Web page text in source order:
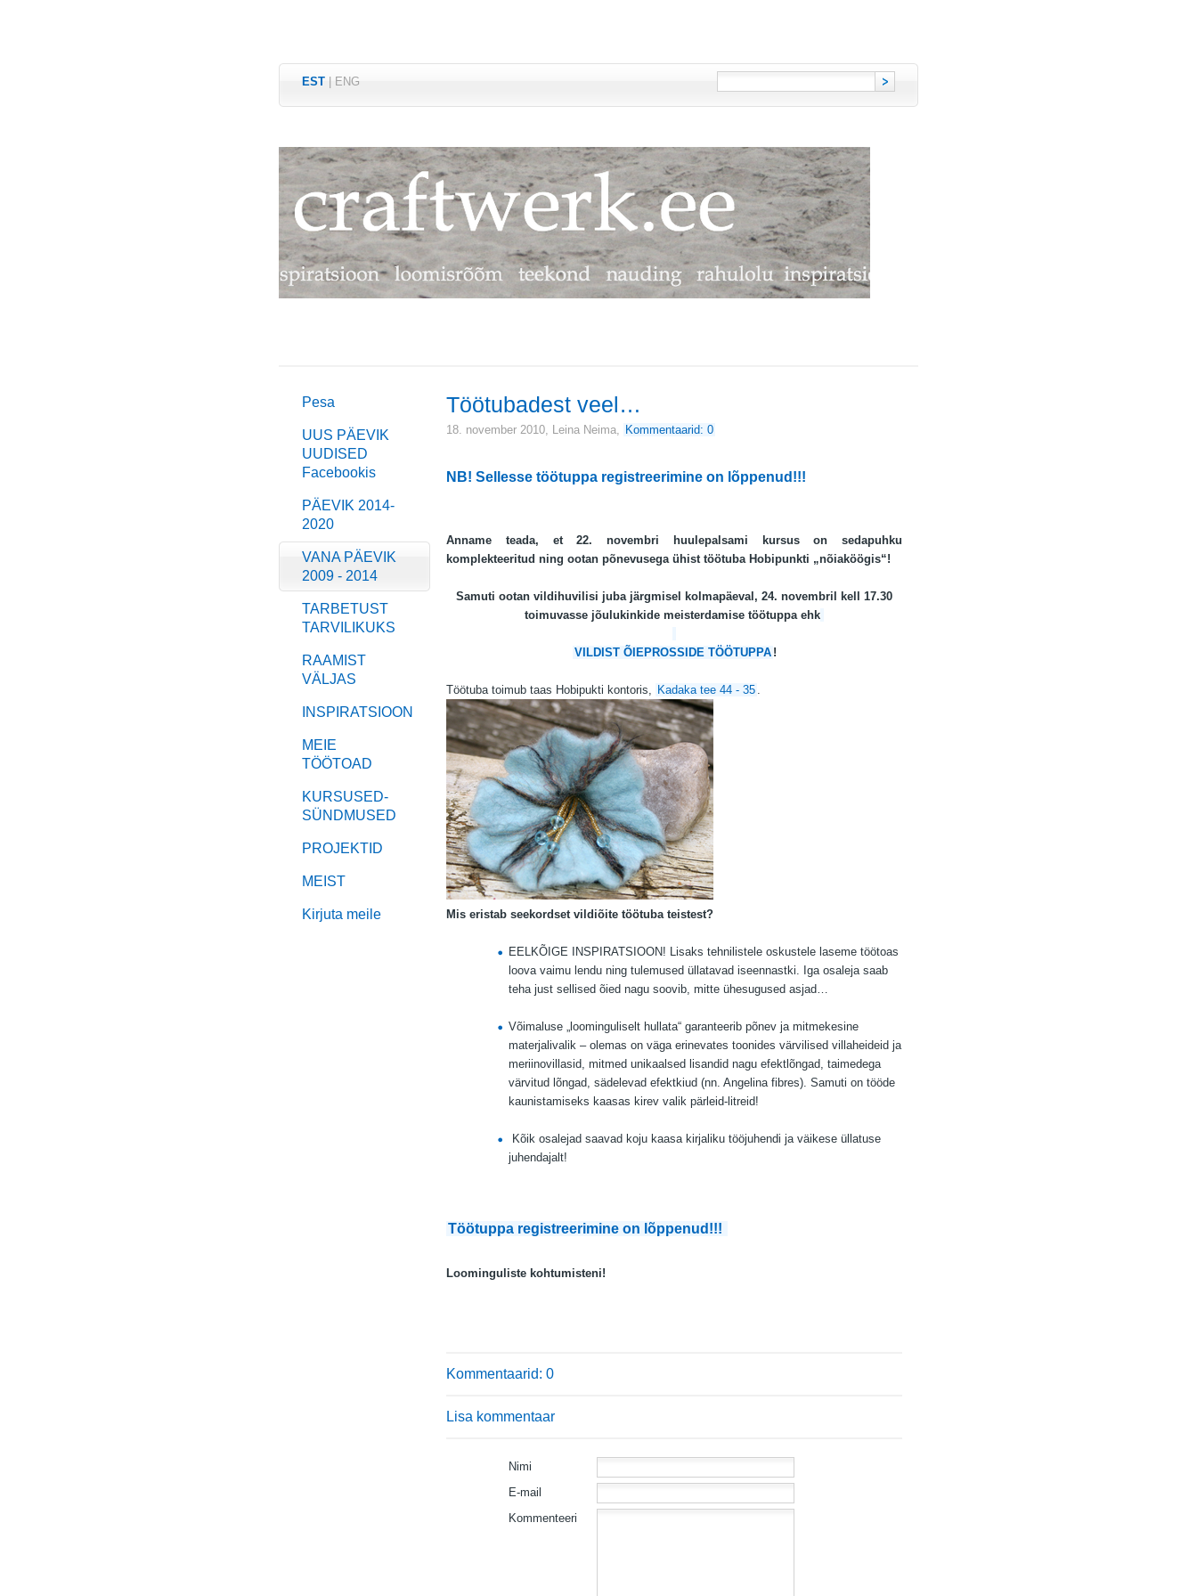
EST ENG
Pesa
UUS PÄEVIK
UUDISED
Facebookis
PÄEVIK 2014-
2020
VANA PÄEVIK
2009 - 2014
TARBETUST
TARVILIKUKS
RAAMIST
VÄLJAS
INSPIRATSIOON
MEIE
TÖÖTOAD
KURSUSED-
SÜNDMUSED
PROJEKTID
MEIST
Kirjuta meile
Töötubadest veel…
18. november 2010, Leina Neima, Kommentaarid: 0
NB! Sellesse töötuppa registreerimine on lõppenud!!!
Anname teada, et 22. novembri huulepalsami kursus on sedapuhku
komplekteeritud ning ootan põnevusega ühist töötuba Hobipunkti „nõiaköögis“!
Samuti ootan vildihuvilisi juba järgmisel kolmapäeval, 24. novembril kell 17.30
toimuvasse jõulukinkide meisterdamise töötuppa ehk
VILDIST ÕIEPROSSIDE TÖÖTUPPA !
Töötuba toimub taas Hobipukti kontoris, Kadaka tee 44 - 35 .
Mis eristab seekordset vildiõite töötuba teistest?
EELKÕIGE INSPIRATSIOON! Lisaks tehnilistele oskustele laseme töötoas
loova vaimu lendu ning tulemused üllatavad iseennastki. Iga osaleja saab
teha just sellised õied nagu soovib, mitte ühesugused asjad…
Võimaluse „loominguliselt hullata“ garanteerib põnev ja mitmekesine
materjalivalik – olemas on väga erinevates toonides värvilised villaheideid ja
meriinovillasid, mitmed unikaalsed lisandid nagu efektlõngad, taimedega
värvitud lõngad, sädelevad efektkiud (nn. Angelina fibres). Samuti on tööde
kaunistamiseks kaasas kirev valik pärleid-litreid!
Kõik osalejad saavad koju kaasa kirjaliku tööjuhendi ja väikese üllatuse
juhendajalt!
Töötuppa registreerimine on lõppenud!!!
Loominguliste kohtumisteni!
Kommentaarid: 0
Lisa kommentaar
Nimi
E-mail
Kommenteeri